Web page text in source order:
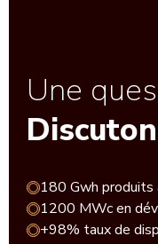
Une
180 Gwh
1200 MWc en
+98% taux de